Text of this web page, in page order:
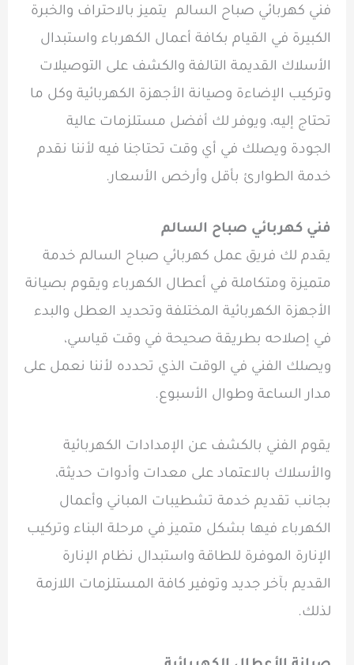
فني كهربائي صباح السالم يتميز بالاحتراف والخبرة
الكبيرة في القيام بكافة أعمال الكهرباء واستبدال
الأسلاك القديمة التالفة والكشف على التوصيلات
وتركيب الإضاءة وصيانة الأجهزة الكهربائية وكل ما
تحتاج إليه، ويوفر لك أفضل مستلزمات عالية
الجودة ويصلك في أي وقت تحتاجنا فيه لأننا نقدم
خدمة الطوارئ بأقل وأرخص الأسعار.
فني كهربائي صباح السالم
يقدم لك فريق عمل كهربائي صباح السالم خدمة
متميزة ومتكاملة في أعطال الكهرباء ويقوم بصيانة
الأجهزة الكهربائية المختلفة وتحديد العطل والبدء
في إصلاحه بطريقة صحيحة في وقت قياسي،
ويصلك الفني في الوقت الذي تحدده لأننا نعمل على
مدار الساعة وطوال الأسبوع.
يقوم الفني بالكشف عن الإمدادات الكهربائية
والأسلاك بالاعتماد على معدات وأدوات حديثة،
بجانب تقديم خدمة تشطيبات المباني وأعمال
الكهرباء فيها بشكل متميز في مرحلة البناء وتركيب
الإنارة الموفرة للطاقة واستبدال نظام الإنارة
القديم بآخر جديد وتوفير كافة المستلزمات اللازمة
لذلك.